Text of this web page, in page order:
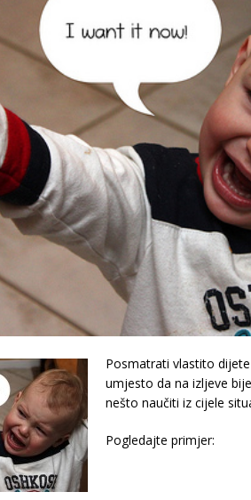
Posmatrati vlastito
umjesto da na izljeve
nešto naučiti iz cijele
Pogledajte primjer: